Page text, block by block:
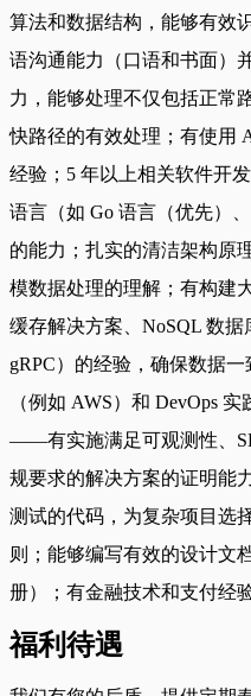
算法和数据结构，能够有效
语沟通能力（口语和书面）
力，能够处理不仅包括正常
快路径的有效处理；有使用
经验；5 年以上相关软件开
语言（如 Go 语言（优先）
的能力；扎实的清洁架构原
模数据处理的理解；有构建
缓存解决方案、NoSQL 数
gRPC）的经验，确保数据
（例如 AWS）和 DevOps
——有实施满足可观测性、
规要求的解决方案的证明能
测试的代码，为复杂项目选
则；能够编写有效的设计文
册）；有金融技术和支付经
福利待遇